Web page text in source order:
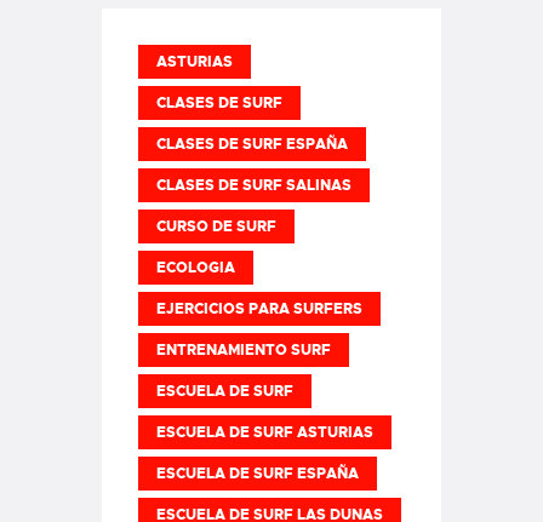
ASTURIAS
CLASES DE SURF
CLASES DE SURF ESPAÑA
CLASES DE SURF SALINAS
CURSO DE SURF
ECOLOGIA
EJERCICIOS PARA SURFERS
ENTRENAMIENTO SURF
ESCUELA DE SURF
ESCUELA DE SURF ASTURIAS
ESCUELA DE SURF ESPAÑA
ESCUELA DE SURF LAS DUNAS